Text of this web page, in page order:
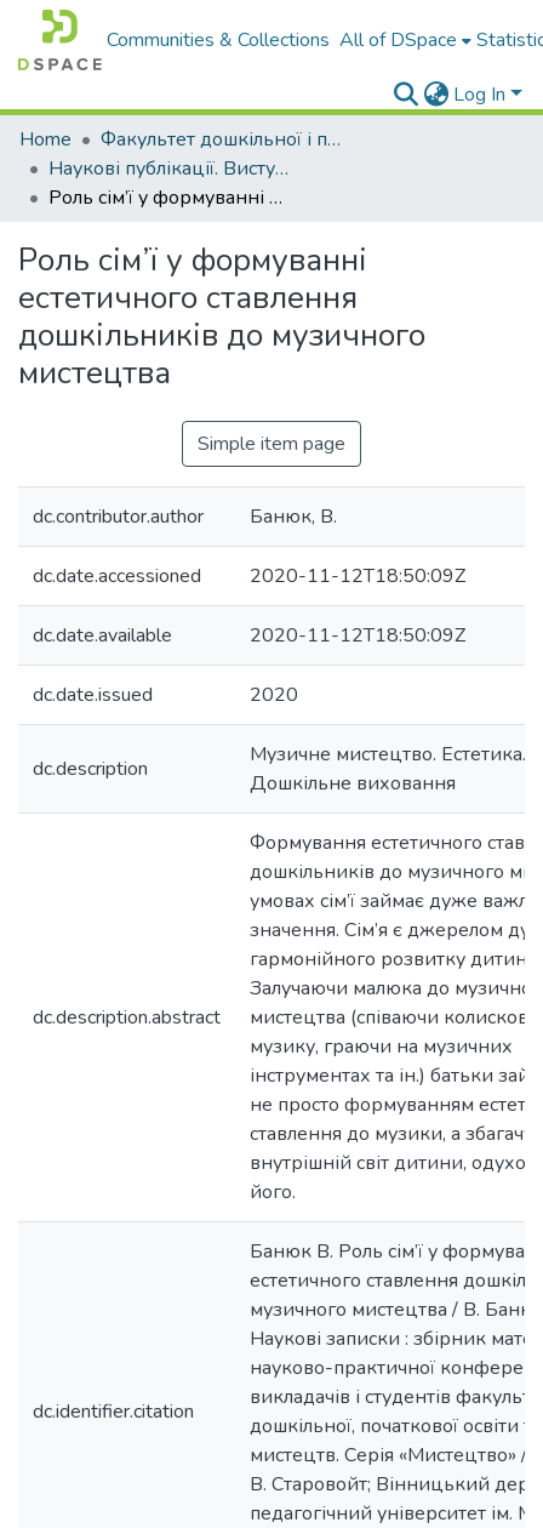
Communities & Collections All of DSpace
Log In
Home
Факультет дошкільної і початкової освіти
Наукові публікації. Виступи
Роль сім’ї у формуванні естетичного ставлення дошкільників до музичного мистецтва
Роль сім’ї у формуванні
естетичного ставлення
дошкільників до музичного
мистецтва
Simple item page
dc.contributor.author Банюк, В.
dc.date.accessioned 2020-11-12T18:50:09Z
dc.date.available 2020-11-12T18:50:09Z
dc.date.issued 2020
dc.description
Музичне мистецтво. Естетика.
Дошкільне виховання
dc.description.abstract
Формування естетичного
дошкільників до музичного
умовах сім’ї займає дуже
значення. Сім’я є джерелом
гармонійного розвитку дитини.
Залучаючи малюка до
мистецтва (співаючи
музику, граючи на музичних
інструментах та ін.) батьки
не просто формуванням
ставлення до музики, а
внутрішній світ дитини,
його.
dc.identifier.citation
Банюк В. Роль сім’ї у
естетичного ставлення
музичного мистецтва / В.
Наукові записки : збірник
науково-практичної
викладачів і студентів
дошкільної, початкової освіти та
мистецтв. Серія «Мистецтво» /
В. Старовойт; Вінницький
педагогічний університет ім. М.